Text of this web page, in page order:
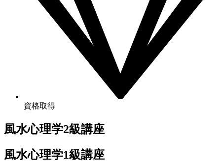
資格取得
風水心理学2級講座
風水心理学1級講座